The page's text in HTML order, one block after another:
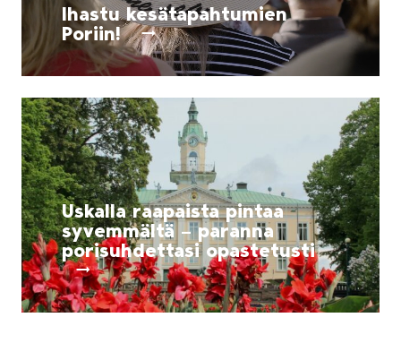
Ihastu kesätapahtumien
Poriin!
Uskalla raapaista pintaa
syvemmältä – paranna
porisuhdettasi opastetusti